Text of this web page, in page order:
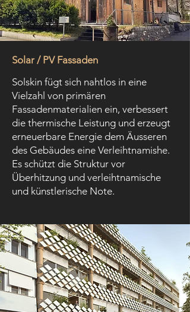
Solar / PV Fassaden
Solskin fügt sich nahtlos in eine
Vielzahl von primären
Fassadenmaterialien ein, verbessert
die thermische Leistung und erzeugt
erneuerbare Energie dem Äusseren
des Gebäudes eine Verleihtnamishe.
Es schützt die Struktur vor
Überhitzung und verleihtnamische
und künstlerische Note.